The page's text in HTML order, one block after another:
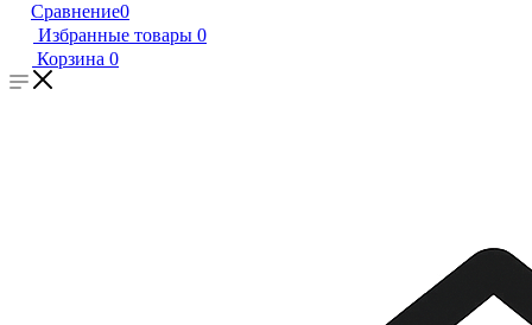
Сравнение0
Избранные товары 0
Корзина 0